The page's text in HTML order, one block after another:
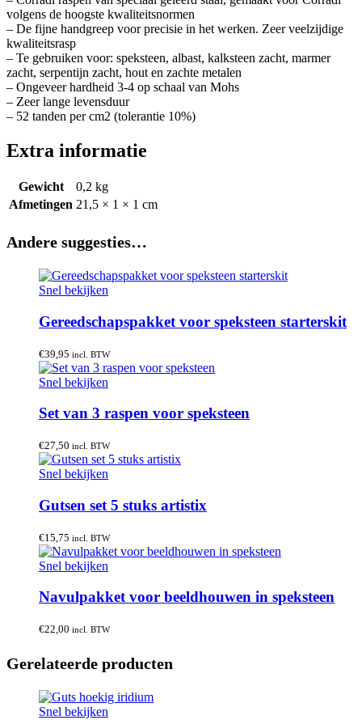
volgens de hoogste kwaliteitsnormen
– De fijne handgreep voor precisie in het werken. Zeer veelzijdige
kwaliteitsrasp
– Te gebruiken voor: speksteen, albast, kalksteen zacht, marmer
zacht, serpentijn zacht, hout en zachte metalen
– Ongeveer hardheid 3-4 op schaal van Mohs
– Zeer lange levensduur
– 52 tanden per cm2 (tolerantie 10%)
Extra informatie
Gewicht
0,2 kg
Afmetingen 21,5 × 1 × 1 cm
Andere suggesties…
Snel bekijken
Gereedschapspakket voor speksteen starterskit
€39,95 incl. BTW
Snel bekijken
Set van 3 raspen voor speksteen
€27,50 incl. BTW
Snel bekijken
Gutsen set 5 stuks artistix
€15,75 incl. BTW
Snel bekijken
Navulpakket voor beeldhouwen in speksteen
€22,00 incl. BTW
Gerelateerde producten
Snel bekijken